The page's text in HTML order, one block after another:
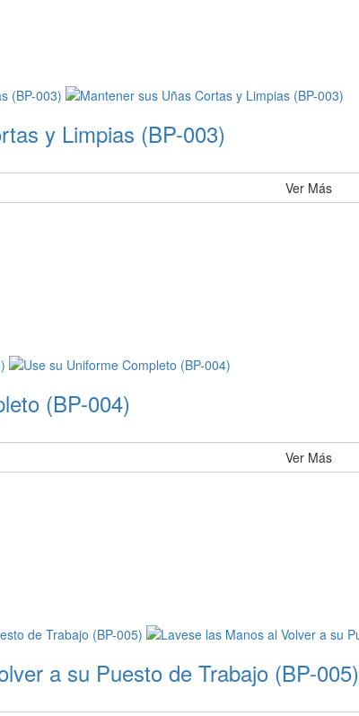
y Limpias (BP-003)
Ver Más
(BP-004)
Ver Más
a su Puesto de Trabajo (BP-005)